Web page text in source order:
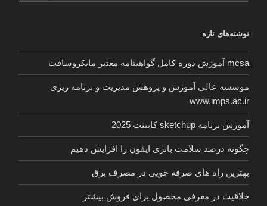
نوشته‌های تازه
mcsa آموزش دوره کامل گواهینامه معتبر مایکروسافت
موسسه عالی آموزش و پژوهش مدیریت و برنامه ریزی
www.imps.ac.ir
آموزش برنامه sketchup کابینت 2025
چگونه درصد سلامت باتری ایفون را افزایش دهیم
بهترین راه های صرفه جویی در مصرف برق
خلاقیت در معرفی محصول برای فروش بیشتر